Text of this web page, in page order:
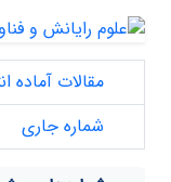
مقالات آماده
شماره جاری